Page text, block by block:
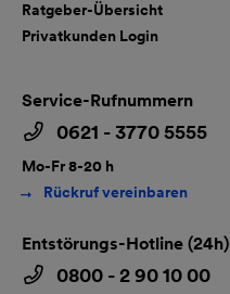
Ratgeber-Übersicht
Privatkunden Login
Service-Rufnummern
0621 - 3770 5555
Mo-Fr 8-20 h
Rückruf vereinbaren
Entstörungs-Hotline (24h)
0800 - 2 90 10 00